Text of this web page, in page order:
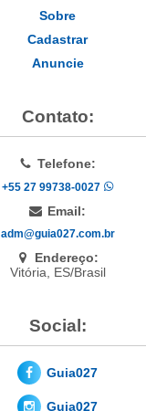
Sobre
Cadastrar
Anuncie
Contato:
Telefone:
+55 27 99738-0027
Email:
adm@guia027.com.br
Endereço:
Vitória, ES/Brasil
Social:
Guia027
Guia027